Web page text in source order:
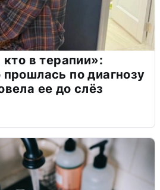
в терапии»:
по диагнозу
ее до слёз